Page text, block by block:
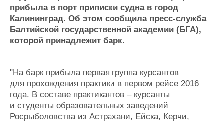
Компании
Репутация
Работа
Крюинг
Изделия
Материалы
Услуги
Конференции
Выставки и семинары
Личности
Флот
Галерея флота
Форум
прибыла в порт приписки судна в город
Калининград. Об этом сообщила пресс-служба
Балтийской государственной академии (БГА),
которой принадлежит барк.
"На барк прибыла первая группа курсантов
для прохождения практики в первом рейсе 2016
года. В составе практикантов – курсанты
и студенты образовательных заведений
Росрыболовства из Астрахани, Ейска, Керчи,